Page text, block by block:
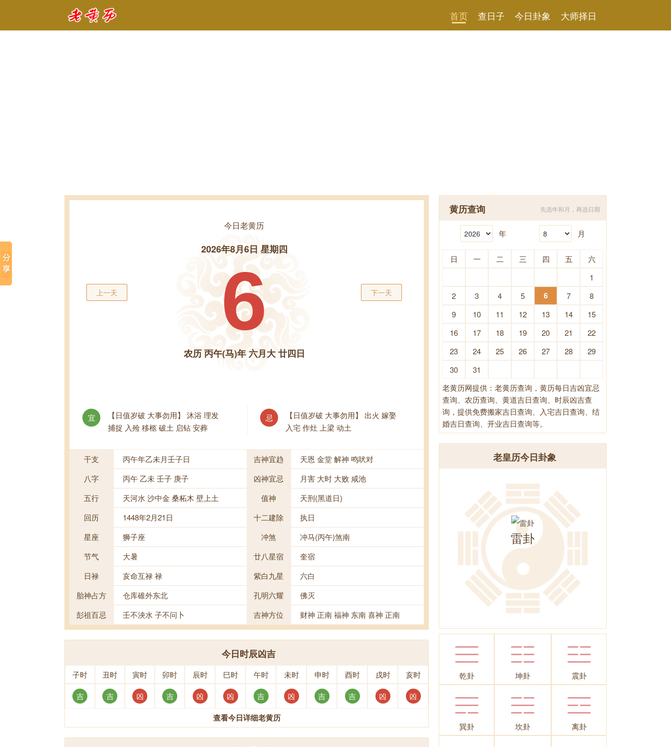
首页 查日子 今日卦象 大师择日
上一天
今日老黄历
2026年8月6日 星期四
6
农历 丙午(马)年 六月大 廿四日
下一天
宜
【日值岁破 大事勿用】 沐浴 理发
捕捉 入殓 移柩 破土 启钻 安葬
忌
【日值岁破 大事勿用】 出火 嫁娶
入宅 作灶 上梁 动土
干支 丙午年乙未月壬子日 吉神宜趋
天恩 金堂 解神 鸣吠对
八字
丙午 乙未 壬子 庚子 凶神宜忌
月害 大时 大败 咸池
五行
天河水 沙中金 桑柘木 壁上土 值神
天刑(黑道日)
回历
1448年2月21日 十二建除
执日
星座
狮子座 冲煞
冲马(丙午)煞南
节气
大暑 廿八星宿
奎宿
日禄
亥命互禄 禄 紫白九星
六白
胎神占方
仓库碓外东北 孔明六耀
佛灭
彭祖百忌
壬不泱水 子不问卜 吉神方位 财神 正南 福神 东南 喜神 正南
今日时辰凶吉
子时 丑时 寅时 卯时 辰时 巳时 午时 未时 申时 酉时 戌时 亥时
吉 吉 凶 吉 凶 凶 吉 凶 吉 吉 凶 凶
查看今日详细老黄历
黄历查询 先选年和月，再选日期
年 月
日 一 二 三 四 五
六
1
2
3 4 5 6 7
8
9
10 11 12 13 14
15
16
17 18 19 20 21
22
23
24 25 26 27 28
29
30
31
老黄历网提供：老黄历查询，黄历每日吉凶宜忌
查询、农历查询、黄道吉日查询、时辰凶吉查
询，提供免费搬家吉日查询、入宅吉日查询、结
婚吉日查询、开业吉日查询等。
老皇历今日卦象
雷卦
乾卦 坤卦 震卦
巽卦 坎卦 离卦